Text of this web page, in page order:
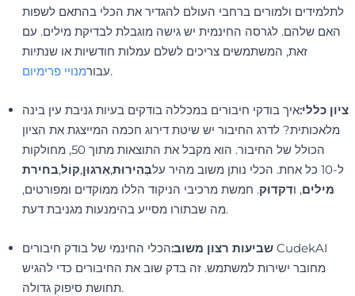
לתלמידים ולמורים ברחבי העולם להגדיר את הכלי בהתאם לשפות
האם שלהם. לגרסה החינמית יש גישה מוגבלת לבדיקת מילים. עם
זאת, המשתמשים צריכים לשלם עמלות חודשיות או שנתיות
עבורמנויי פרימיום .
ציון כללי:איך בודקי חיבורים במכללה בודקים בעיות גניבת עין בינה
מלאכותית? לדרג החיבור יש שיטת דירוג חכמה המייצגת את הציון
הכולל של החיבור. הוא מקבל את התוצאות מתוך 50, מחולקות
ל-10 כל אחת. הכלי נותן משוב מהיר על
בְּהִירוּת,אִרגוּן,קוֹל,בחירת
מילים, ודִקדוּק. חמשת מרכיבי הניקוד הללו ממוקדים ומפורטים,
מה שבתורו מסייע בהימנעות מגניבת דעת.
שביעות רצון משוב:הכלי החינמי של בודק חיבורים CudekAI
מחובר ישירות למשתמש. זה בדק שוב את החיבורים כדי להגיש
תחושת סיפוק גדולה.